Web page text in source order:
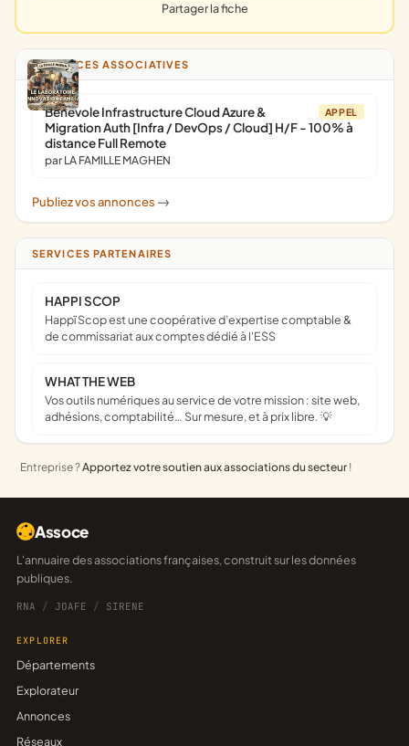
Partager la fiche
ANNONCES ASSOCIATIVES
APPEL
Bénévole Infrastructure Cloud Azure &
Migration Auth [Infra / DevOps / Cloud] H/F - 100% à
distance Full Remote
par LA FAMILLE MAGHEN
Publiez vos annonces ->
SERVICES PARTENAIRES
HAPPI SCOP
Happï Scop est une coopérative d’expertise comptable &
de commissariat aux comptes dédié à l'ESS
WHAT THE WEB
Vos outils numériques au service de votre mission : site web,
adhésions, comptabilité… Sur mesure, et à prix libre. 💡
Entreprise ?Apportez votre soutien aux associations du secteur !
Assoce
L'annuaire des associations françaises, construit sur les données
publiques.
RNA / JOAFE / SIRENE
EXPLORER
Départements
Explorateur
Annonces
Réseaux